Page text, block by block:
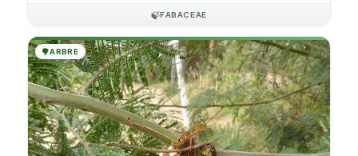
🍃FABACEAE
🌳ARBRE